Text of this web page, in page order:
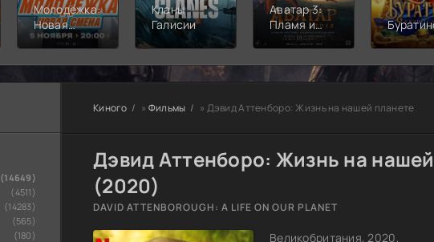
Молодёжка:
Новая
смена
Кланы
Галисии
Аватар 3:
Пламя и
пепел
(14649)
(4511)
(14283)
(565)
(180)
Киного » Фильмы » Дэвид Аттенборо: Жизнь на нашей планете
Дэвид Аттенборо: Жизнь на
(2020)
DAVID ATTENBOROUGH: A LIFE ON OUR PLANET
Великобритания, 2020,